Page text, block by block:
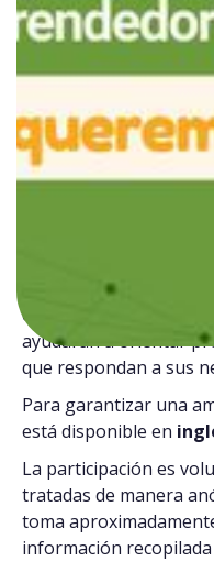
recursos. Esta
sobre cómo las
condiciones podrían
sistemas
Es importante
zonas rurales de
Los resultados
de las realidades,
enfrentan las
ayudarán a orientar
que respondan a sus
Para garantizar una
está disponible en
La participación es
tratadas de manera
toma
información